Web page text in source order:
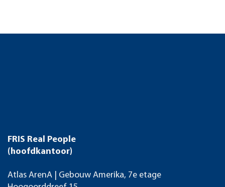
FRIS Real People
(hoofdkantoor)
Atlas ArenA | Gebouw Amerika, 7e etage